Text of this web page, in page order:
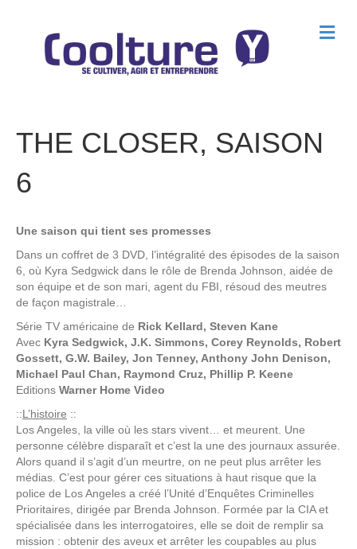
M
e
THE CLOSER, SAISON
6
Une saison qui tient ses promesses
Dans un coffret de 3 DVD, l’intégralité des épisodes de la saison
6, où Kyra Sedgwick dans le rôle de Brenda Johnson, aidée de
son équipe et de son mari, agent du FBI, résoud des meutres
de façon magistrale…
Série TV américaine de Rick Kellard, Steven Kane
Avec Kyra Sedgwick, J.K. Simmons, Corey Reynolds, Robert
Gossett, G.W. Bailey, Jon Tenney, Anthony John Denison,
Michael Paul Chan, Raymond Cruz, Phillip P. Keene
Editions Warner Home Video
::L’histoire ::
Los Angeles, la ville où les stars vivent… et meurent. Une
personne célèbre disparaît et c’est la une des journaux assurée.
Alors quand il s’agit d’un meurtre, on ne peut plus arrêter les
médias. C’est pour gérer ces situations à haut risque que la
police de Los Angeles a créé l’Unité d’Enquêtes Criminelles
Prioritaires, dirigée par Brenda Johnson. Formée par la CIA et
spécialisée dans les interrogatoires, elle se doit de remplir sa
mission : obtenir des aveux et arrêter les coupables au plus